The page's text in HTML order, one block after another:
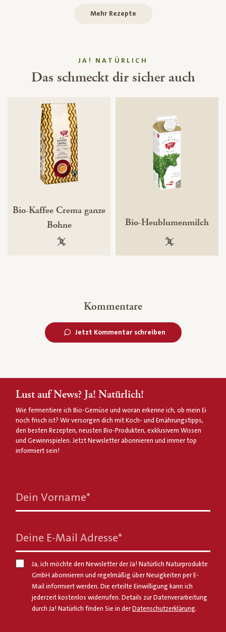
Mehr Rezepte
JA! NATÜRLICH
Das schmeckt dir sicher auch
Bio-Kaffee Crema ganze
Bohne
100 % gentechnikfrei
Bio-Heublumenmilch
100 %
Kommentare
Jetzt Kommentar schreiben
Lust auf News? Ja! Natürlich!
Wie fermentiere ich Bio-Gemüse und woran erkenne ich, ob mein Ei
noch frisch ist? Wir versorgen dich mit Koch- und Ernährungstipps,
den besten Rezepten, neusten Bio-Produkten, exklusivem Wissen
und Gewinnspielen. Jetzt Newsletter abonnieren und immer top
informiert sein!
Dein Vorname*
Deine E-Mail Adresse*
Ja, ich möchte den Newsletter der Ja! Natürlich Naturprodukte
GmbH abonnieren und regelmäßig über Neuigkeiten per E-
Mail informiert werden. Die erteilte Einwilligung kann ich
jederzeit kostenlos widerrufen. Details zur Datenverarbeitung
durch Ja! Natürlich finden Sie in der Datenschutzerklärung.